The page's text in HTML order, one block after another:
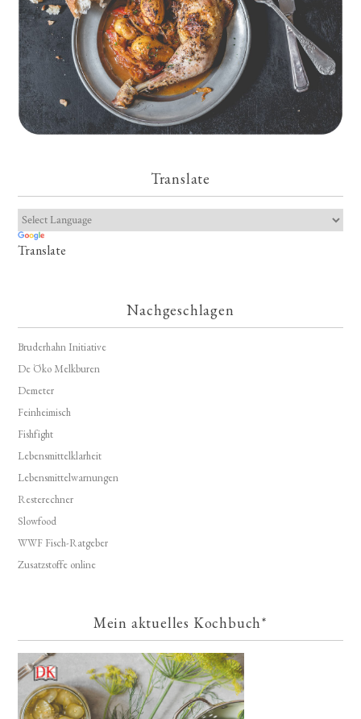
Translate
Translate
Nachgeschlagen
Bruderhahn Initiative
De Öko Melkburen
Demeter
Feinheimisch
Fishfight
Lebensmittelklarheit
Lebensmittelwarnungen
Resterechner
Slowfood
WWF Fisch-Ratgeber
Zusatzstoffe online
Mein aktuelles Kochbuch*